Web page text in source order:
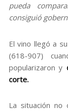
pueda
consiguió
El vino llegó a
(618-907)
popularizaron y
corte.
La situación no